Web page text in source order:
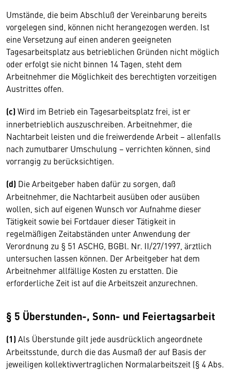
Umstände, die beim Abschluß der Vereinbarung bereits
vorgelegen sind, können nicht herangezogen werden. Ist
eine Versetzung auf einen anderen geeigneten
Tagesarbeitsplatz aus betrieblichen Gründen nicht möglich
oder erfolgt sie nicht binnen 14 Tagen, steht dem
Arbeitnehmer die Möglichkeit des berechtigten vorzeitigen
Austrittes offen.
(c)Wird im Betrieb ein Tagesarbeitsplatz frei, ist er
innerbetrieblich auszuschreiben. Arbeitnehmer, die
Nachtarbeit leisten und die freiwerdende Arbeit – allenfalls
nach zumutbarer Umschulung – verrichten können, sind
vorrangig zu berücksichtigen.
(d) Die Arbeitgeber haben dafür zu sorgen, daß
Arbeitnehmer, die Nachtarbeit ausüben oder ausüben
wollen, sich auf eigenen Wunsch vor Aufnahme dieser
Tätigkeit sowie bei Fortdauer dieser Tätigkeit in
regelmäßigen Zeitabständen unter Anwendung der
Verordnung zu § 51 ASCHG, BGBl. Nr. II/27/1997, ärztlich
untersuchen lassen können. Der Arbeitgeber hat dem
Arbeitnehmer allfällige Kosten zu erstatten. Die
erforderliche Zeit ist auf die Arbeitszeit anzurechnen.
§ 5 Überstunden-, Sonn- und Feiertagsarbeit
(1)Als Überstunde gilt jede ausdrücklich angeordnete
Arbeitsstunde, durch die das Ausmaß der auf Basis der
jeweiligen kollektivvertraglichen Normalarbeitszeit (§ 4 Abs.